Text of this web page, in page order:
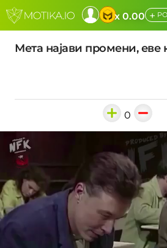
x 0.00 +
Мета најави промени, еве
0